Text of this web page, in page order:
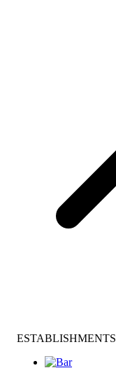
ESTABLISHMENTS